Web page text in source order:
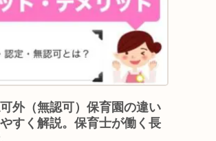
外（無認可）保育園の違い
すく解説。保育士が働く長